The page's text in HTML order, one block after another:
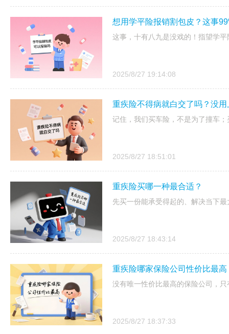
想用学平险报销割包皮？这事
这事，十有八九是没戏的！指望学
2025/8/27 19:14:08
重疾险不得病就白交了吗？没
记住，我们买车险，不是为了撞车
2025/8/27 18:51:01
重疾险买哪一种最合适？
先买一份能承受得起的、解决当下
2025/8/27 18:43:14
重疾险哪家保险公司性价比最
没有唯一性价比最高的保险公司，
2025/8/27 18:37:33